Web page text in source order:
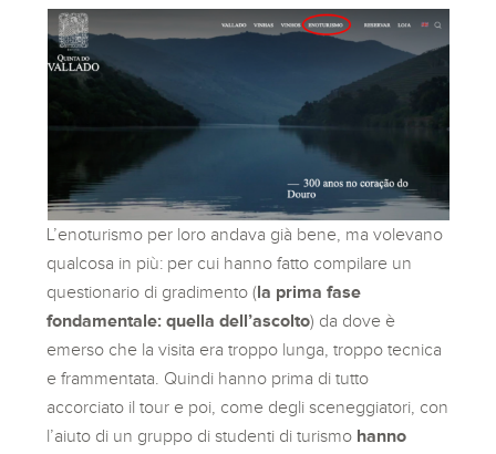
L’enoturismo per loro andava già bene, ma volevano
qualcosa in più: per cui hanno fatto compilare un
questionario di gradimento (la prima fase
fondamentale: quella dell’ascolto) da dove è
emerso che la visita era troppo lunga, troppo tecnica
e frammentata. Quindi hanno prima di tutto
accorciato il tour e poi, come degli sceneggiatori, con
l’aiuto di un gruppo di studenti di turismo hanno